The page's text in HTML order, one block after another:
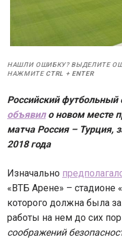
НАШЛИ ОШИБКУ? ВЫДЕЛИТЕ
НАЖМИТЕ CTRL + ENTER
Российский
объявило новом месте
матча Россия – Турция,
2018 года
Изначально
«ВТБ Арене» – стадионе
которого должна была
работы на нем до сих
соображений